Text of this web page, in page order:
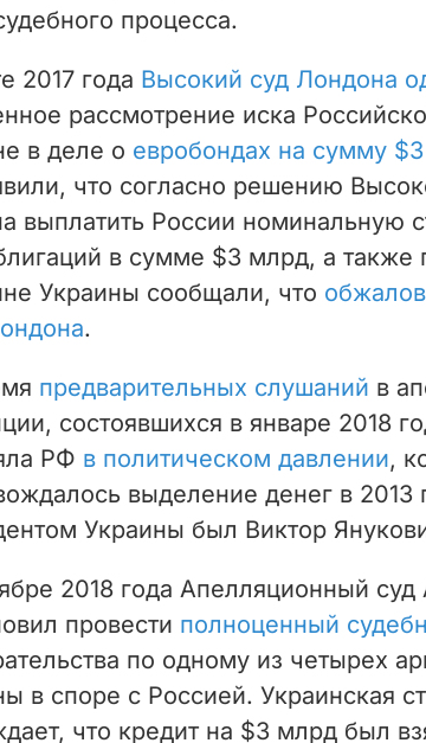
процесса.
2017 года Высокий суд Лондона
рассмотрение иска
в деле о евробондах на сумму
что согласно решению
выплатить России номинальную
в сумме $3 млрд, а также
Украины сообщали, что
.
предварительных слушаний в
состоявшихся в январе 2018
РФ в политическом давлении,
выделение денег в 2013
Украины был Виктор
2018 года Апелляционный суд
провести полноценный
по одному из четырех
в споре с Россией. Украинская
что кредит на $3 млрд был